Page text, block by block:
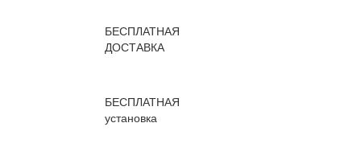
БЕСПЛАТНАЯ
ДОСТАВКА
БЕСПЛАТНАЯ
установка